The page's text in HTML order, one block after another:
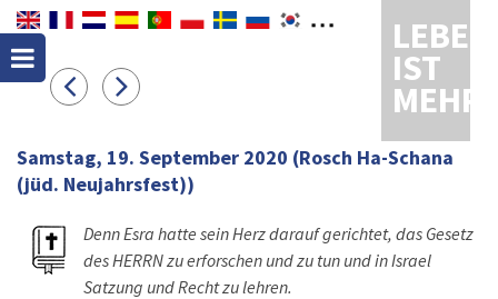
LEBEN
IST
MEHR
Samstag, 19. September 2020 (Rosch Ha-Schana
(jüd. Neujahrsfest))
Denn Esra hatte sein Herz darauf gerichtet, das Gesetz
des HERRN zu erforschen und zu tun und in Israel
Satzung und Recht zu lehren.